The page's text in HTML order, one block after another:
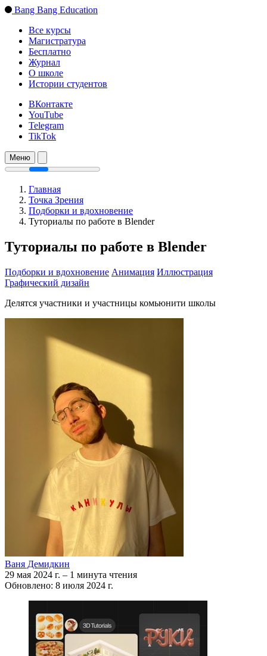
Bang Bang Education
Все курсы
Магистратура
Бесплатно
Журнал
О школе
Истории студентов
ВКонтакте
YouTube
Telegram
TikTok
Меню
Главная
Точка Зрения
Подборки и вдохновение
Туториалы по работе в Blender
Туториалы по работе в Blender
Подборки и вдохновение Анимация Иллюстрация
Графический дизайн
Делятся участники и участницы комьюнити школы
Ваня Демидкин
29 мая 2024 г. – 1 минута чтения
Обновлено: 8 июля 2024 г.